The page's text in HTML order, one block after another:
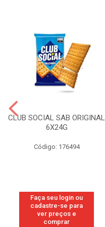
CLUB SOCIAL SAB ORIGINAL
6X24G
Código: 176494
Faça seu login ou
cadastre-se para
ver preços e
comprar